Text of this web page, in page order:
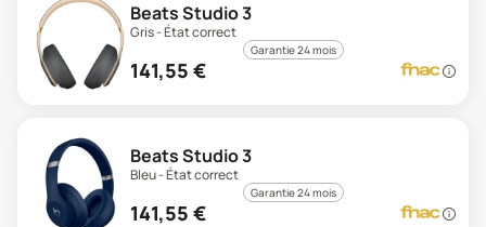
Beats Studio 3
Gris - État correct
Garantie 24 mois
141,55 €
Beats Studio 3
Bleu - État correct
Garantie 24 mois
141,55 €